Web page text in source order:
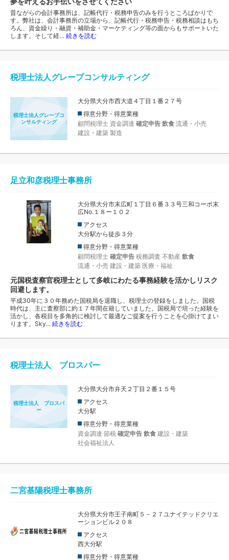
昔ながらの会計事務所は、記帳代行・税務申告のみを行うところばかりで
す。弊社は、会計事務所の立場から、記帳代行・税務申告・税務相談はもち
ろん、資金繰り・融資・補助金・マーケティング等の面からもサポートいた
します。そして経… 続きを読む
税理士法人グレープコンサルティング
税理士法人グレープコ
ンサルティング
大分県大分市西大道４丁目１番２７号
得意分野・得意業種
顧問税理士 資金調達 確定申告 飲食 流通・小売
建設・建築 製造
足立和彦税理士事務所
大分県大分市末広町１丁目６番３３号三和コーポ末
広No.１８ー１０２
アクセス
大分駅から徒歩３分
得意分野・得意業種
顧問税理士 確定申告 税務調査 不動産 飲食
流通・小売 建設・建築 医療・福祉
元国税査察官税理士として多岐にわたる事務経験を活かしリスク
回避します。
平成30年に３０年務めた国税局を退職し、税理士の登録をしました。国税
時代は、主に査察部に約１７年間在籍していました。国税局で培った経験を
活かし、各税目を多角的に検討して最適なご提案を行うことを心掛けてまい
ります。Sky… 続きを読む
税理士法人 プロスパー
税理士法人 プロスパ
ー
大分県大分市弁天２丁目２番１５号
アクセス
大分駅
得意分野・得意業種
資金調達 節税 確定申告 飲食 建設・建築
社会福祉法人
二宮基陽税理士事務所
大分県大分市王子南町５－２７ユナイテッドクリエ
ーションビル２０８
アクセス
西大分駅
得意分野・得意業種